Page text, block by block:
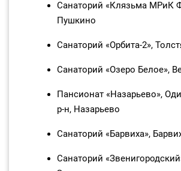
Санаторий «Клязьма МРиК
Пушкино
Санаторий «Орбита‑2»,
Санаторий «Озеро Белое»,
Пансионат «Назарьево»,
р‑н, Назарьево
Санаторий «Барвиха»,
Санаторий